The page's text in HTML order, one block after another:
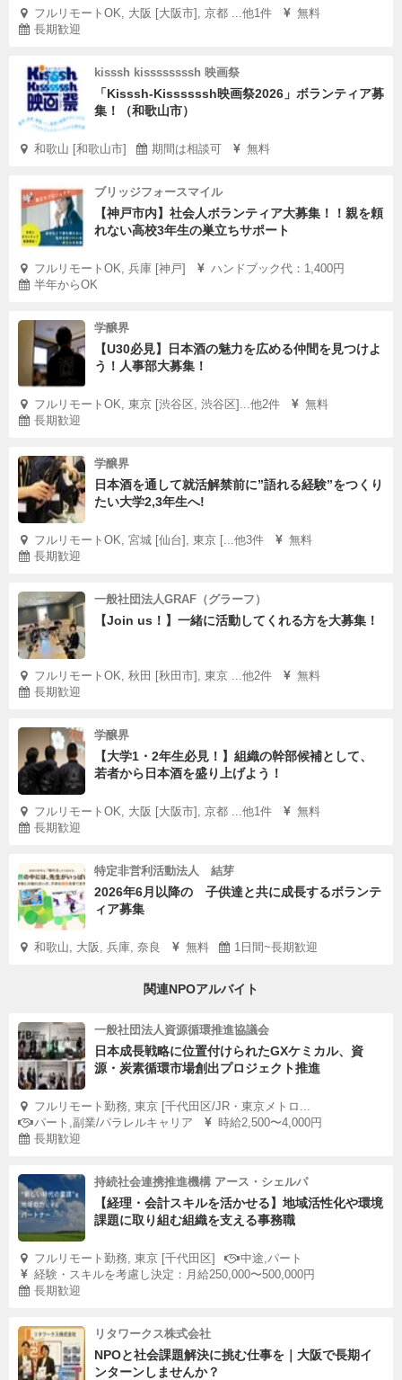
フルリモートOK, 大阪 [大阪市], 京都 ...他1件
無料
長期歓迎
kisssh kissssssssh 映画祭
「Kisssh-Kissssssh映画祭2026」ボランティア募
集！（和歌山市）
和歌山 [和歌山市] 期間は相談可 無料
ブリッジフォースマイル
【神戸市内】社会人ボランティア大募集！！親を頼
れない高校3年生の巣立ちサポート
フルリモートOK, 兵庫 [神戸]
ハンドブック代：1,400円
半年からOK
学醸界
【U30必見】日本酒の魅力を広める仲間を見つけよ
う！人事部大募集！
フルリモートOK, 東京 [渋谷区, 渋谷区]...他2件
無料
長期歓迎
学醸界
日本酒を通して就活解禁前に”語れる経験”をつくり
たい大学2,3年生へ!
フルリモートOK, 宮城 [仙台], 東京 [...他3件
無料
長期歓迎
一般社団法人GRAF（グラーフ）
【Join us！】一緒に活動してくれる方を大募集！
フルリモートOK, 秋田 [秋田市], 東京 ...他2件
無料
長期歓迎
学醸界
【大学1・2年生必見！】組織の幹部候補として、
若者から日本酒を盛り上げよう！
フルリモートOK, 大阪 [大阪市], 京都 ...他1件
無料
長期歓迎
特定非営利活動法人 結芽
2026年6月以降の 子供達と共に成長するボランテ
ィア募集
和歌山, 大阪, 兵庫, 奈良 無料 1日間~長期歓迎
関連NPOアルバイト
一般社団法人資源循環推進協議会
日本成長戦略に位置付けられたGXケミカル、資
源・炭素循環市場創出プロジェクト推進
フルリモート勤務, 東京 [千代田区/JR・東京メトロ...
パート,副業/パラレルキャリア
時給2,500〜4,000円
長期歓迎
持続社会連携推進機構 アース・シェルパ
【経理・会計スキルを活かせる】地域活性化や環境
課題に取り組む組織を支える事務職
フルリモート勤務, 東京 [千代田区]
中途,パート
経験・スキルを考慮し決定：月給250,000〜500,000円
長期歓迎
リタワークス株式会社
NPOと社会課題解決に挑む仕事を｜大阪で長期イ
ンターンしませんか？